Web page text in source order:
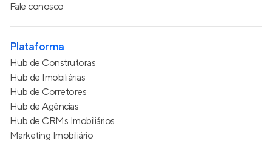
Fale conosco
Plataforma
Hub de Construtoras
Hub de Imobiliárias
Hub de Corretores
Hub de Agências
Hub de CRMs Imobiliários
Marketing Imobiliário